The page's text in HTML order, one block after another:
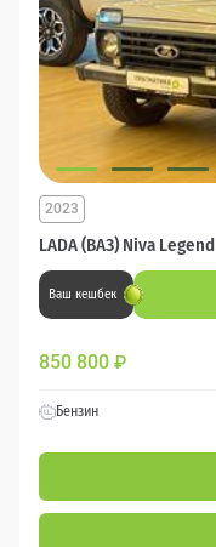
LADA (ВАЗ) Niva Legend
2023
Ваш кешбек
850 800 ₽
Бензин